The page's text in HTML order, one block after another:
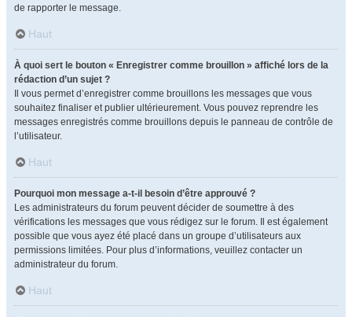
de rapporter le message.
Haut
À quoi sert le bouton « Enregistrer comme brouillon » affiché lors de la
rédaction d’un sujet ?
Il vous permet d’enregistrer comme brouillons les messages que vous
souhaitez finaliser et publier ultérieurement. Vous pouvez reprendre les
messages enregistrés comme brouillons depuis le panneau de contrôle de
l’utilisateur.
Haut
Pourquoi mon message a-t-il besoin d’être approuvé ?
Les administrateurs du forum peuvent décider de soumettre à des
vérifications les messages que vous rédigez sur le forum. Il est également
possible que vous ayez été placé dans un groupe d’utilisateurs aux
permissions limitées. Pour plus d’informations, veuillez contacter un
administrateur du forum.
Haut